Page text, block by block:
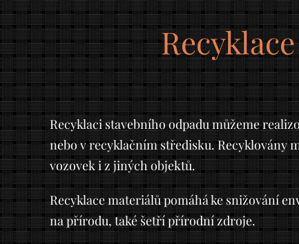
Recyklaci stavebního odpadu můžeme
nebo v recyklačním středisku. Recyklovány
vozovek i z jiných objektů.
Recyklace materiálů pomáhá ke snižování
na přírodu, také šetří přírodní zdroje.